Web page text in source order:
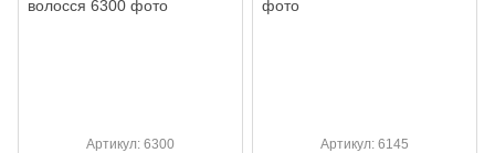
Артикул: 6300 Артикул: 6145